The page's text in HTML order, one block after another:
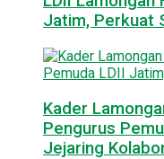
Jatim, Perkuat
Kader
Pengurus
Jejaring